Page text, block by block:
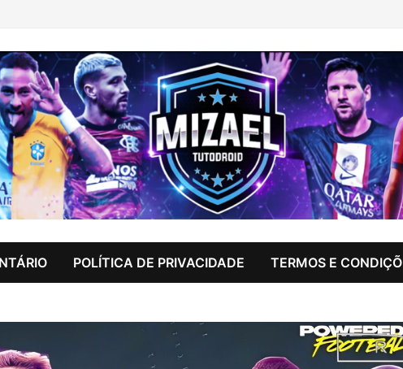
POLÍTICA DE PRIVACIDADE TERMOS E